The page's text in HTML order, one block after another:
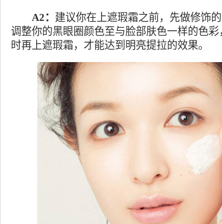
A2： 建议你在上遮瑕霜之前，先做修饰
调整你的黑眼圈颜色至与脸部肤色一样的色
时再上遮瑕霜，才能达到明亮提拉的效果。